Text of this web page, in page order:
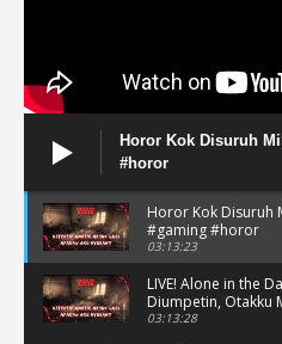
Horor Kok Disuruh
#horor
Horor Kok Disuruh
#gaming #horor
03:13:23
LIVE! Alone in the
Diumpetin, Otakku
03:13:28